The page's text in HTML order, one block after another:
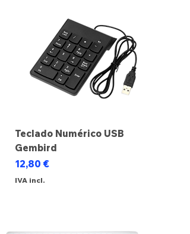
Teclado Numérico USB
Gembird
Preço
12,80 €
IVA incl.